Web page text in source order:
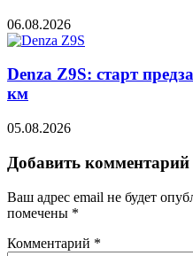
06.08.2026
Denza Z9S: старт
км
05.08.2026
Добавить комментарий
Ваш адрес email не будет
помечены *
Комментарий *